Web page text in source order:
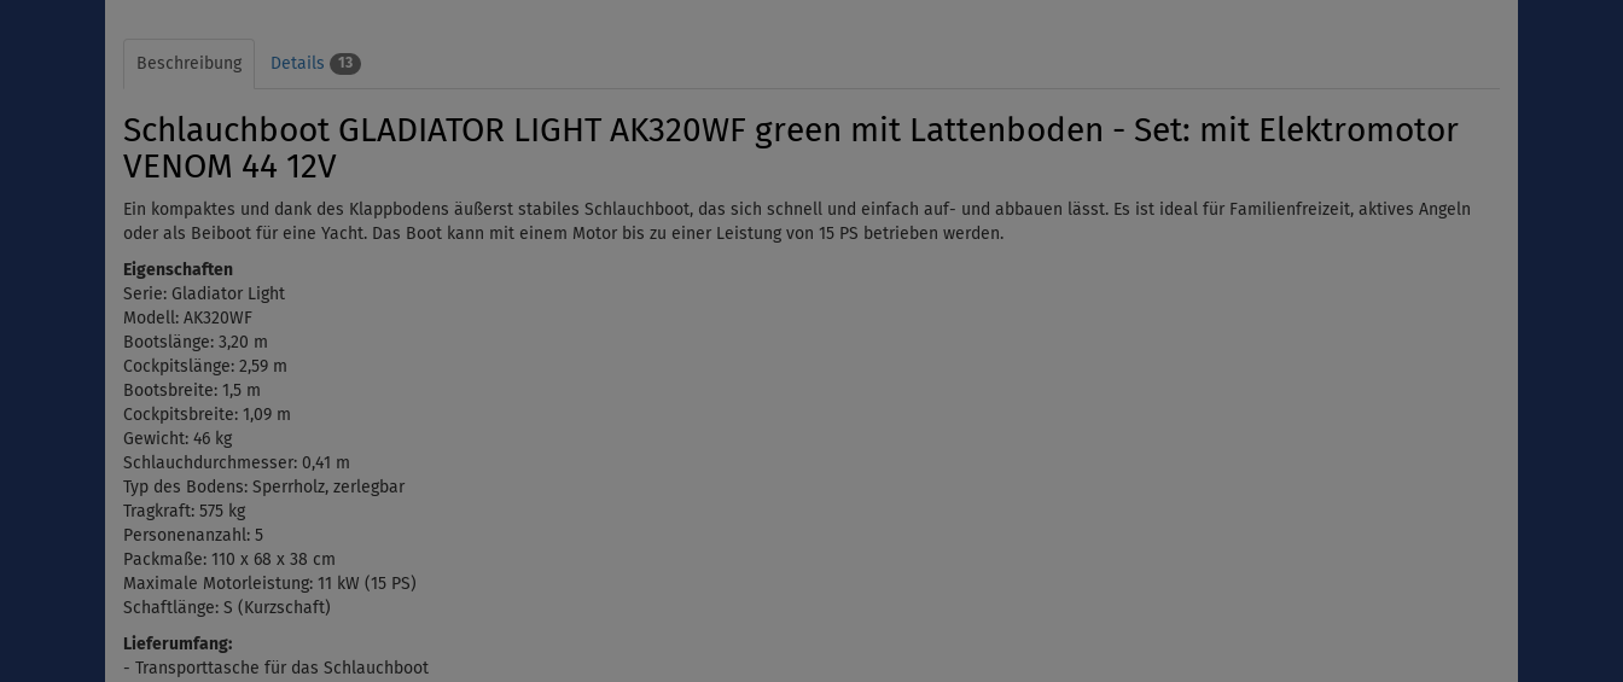
Beschreibung Details 13
Schlauchboot GLADIATOR LIGHT AK320WF green mit Lattenboden - Set: mit Elektromotor
VENOM 44 12V
Ein kompaktes und dank des Klappbodens äußerst stabiles Schlauchboot, das sich schnell und einfach auf- und abbauen lässt. Es ist ideal für Familienfreizeit, aktives Angeln
oder als Beiboot für eine Yacht. Das Boot kann mit einem Motor bis zu einer Leistung von 15 PS betrieben werden.
Eigenschaften
Serie: Gladiator Light
Modell: AK320WF
Bootslänge: 3,20 m
Cockpitslänge: 2,59 m
Bootsbreite: 1,5 m
Cockpitsbreite: 1,09 m
Gewicht: 46 kg
Schlauchdurchmesser: 0,41 m
Typ des Bodens: Sperrholz, zerlegbar
Tragkraft: 575 kg
Personenanzahl: 5
Packmaße: 110 x 68 x 38 cm
Maximale Motorleistung: 11 kW (15 PS)
Schaftlänge: S (Kurzschaft)
Lieferumfang:
- Transporttasche für das Schlauchboot